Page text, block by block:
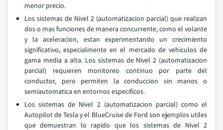
menor precio.
Los sistemas de Nivel 2 (automatizacion parcial) que realizan
dos o mas funciones de manera concurrente, como el volante
y la aceleracion, estan experimentando un crecimiento
significativo, especialmente en el mercado de vehiculos de
gama media a alta. Los sistemas de Nivel 2 (automatizacion
parcial) requieren monitoreo continuo por parte del
conductor, pero permiten la conduccion sin manos o
semiautomatica en entornos especificos.
Los sistemas de Nivel 2 (automatizacion parcial) como el
Autopilot de Tesla y el BlueCruise de Ford son ejemplos utiles
que demuestran lo rapido que los sistemas de Nivel 2